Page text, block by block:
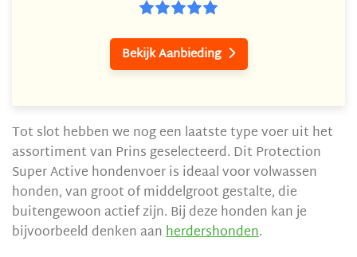
Bekijk Aanbieding 
Tot slot hebben we nog een laatste type voer uit het
assortiment van Prins geselecteerd. Dit Protection
Super Active hondenvoer is ideaal voor volwassen
honden, van groot of middelgroot gestalte, die
buitengewoon actief zijn. Bij deze honden kan je
bijvoorbeeld denken aanherdershonden.